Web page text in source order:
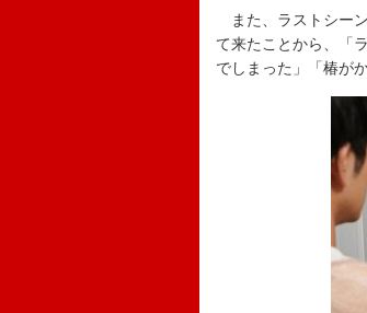
また、ラストシー
て来たことから、「
でしまった」「椿が